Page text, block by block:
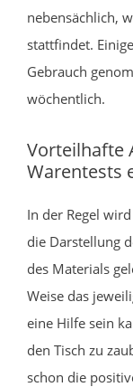
nebensächlich,
stattfindet.
Gebrauch
wöchentlich.
Vorteilhafte
Warentests
In der Regel
die Darstellung
des Materials
Weise das
eine Hilfe sein
den Tisch zu
schon die